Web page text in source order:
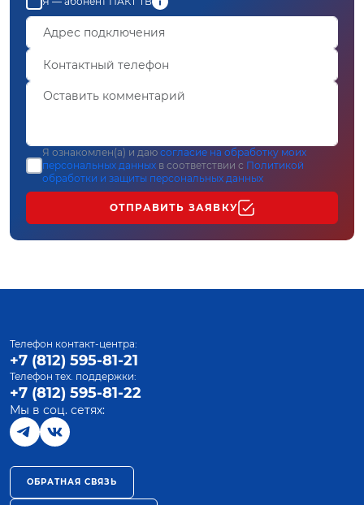
Я ознакомлен(а) и даю согласие на обработку моих
персональных данных в соответствии с Политикой
обработки и защиты персональных данных
ОТПРАВИТЬ ЗАЯВКУ
Телефон контакт-центра:
+7 (812) 595-81-21
Телефон тех. поддержки:
+7 (812) 595-81-22
Мы в соц. сетях:
ОБРАТНАЯ СВЯЗЬ